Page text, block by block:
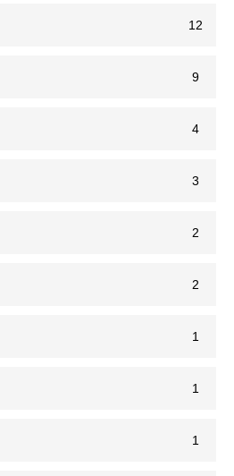
12
9
4
3
2
2
1
1
1